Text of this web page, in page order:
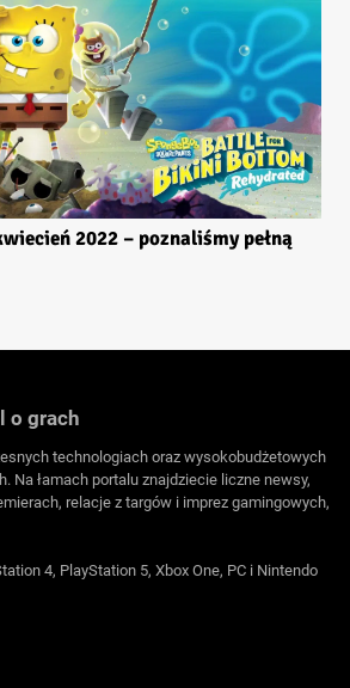
2022 – poznaliśmy pełną
o grach
technologiach oraz wysokobudżetowych
Na łamach portalu znajdziecie liczne newsy,
relacje z targów i imprez gamingowych,
4, PlayStation 5, Xbox One, PC i Nintendo